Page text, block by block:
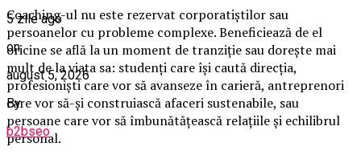
Coaching-ul nu este rezervat corporatiștilor sau
persoanelor cu probleme complexe. Beneficiează de el
oricine se află la un moment de tranziție sau dorește mai
mult de la viața sa: studenți care își caută direcția,
profesioniști care vor să avanseze în carieră, antreprenori
care vor să-și construiască afaceri sustenabile, sau
persoane care vor să îmbunătățească relațiile și echilibrul
personal.
5 zile ago
on
august 5, 2026
By
b2bseo